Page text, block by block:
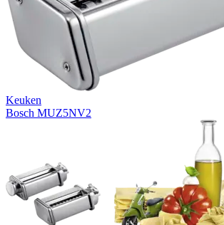
Keuken
Bosch MUZ5NV2